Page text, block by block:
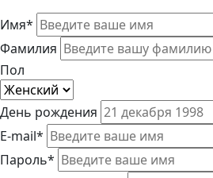
Имя*
Фамилия
Пол
День рождения
E-mail*
Пароль*